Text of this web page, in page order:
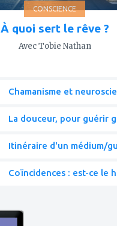
CONSCIENCE
À quoi sert le rêve ?
Avec Tobie Nathan
Chamanisme et
La douceur, pour guérir
Itinéraire d'un médium/
Coïncidences : est-ce le